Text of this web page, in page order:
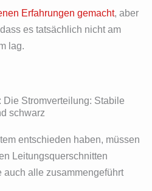
Erfahrungen gemacht, aber
es tatsächlich nicht am
lag.
Die Stromverteilung: Stabile
schwarz
entschieden haben, müssen
Leitungsquerschnitten
auch alle zusammengeführt